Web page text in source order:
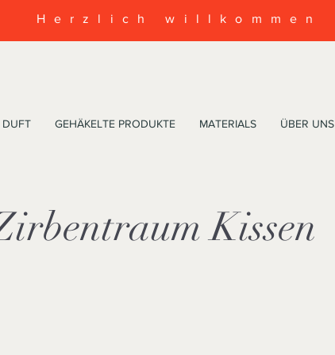
Herzlich willkommen
DUFT GEHÄKELTE PRODUKTE MATERIALS ÜBER UNS
Kissen